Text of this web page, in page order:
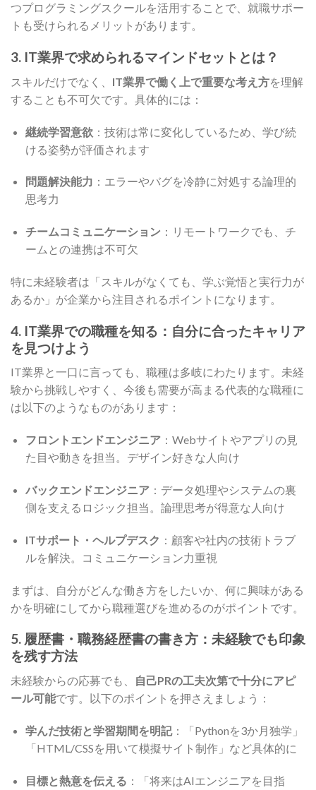
つプログラミングスクールを活用することで、就職サポー
トも受けられるメリットがあります。
3. IT業界で求められるマインドセットとは？
スキルだけでなく、 IT業界で働く上で重要な考え方を理解
することも不可欠です。具体的には：
継続学習意欲：技術は常に変化しているため、学び続
ける姿勢が評価されます
問題解決能力 ：エラーやバグを冷静に対処する論理的
思考力
チームコミュニケーション ：リモートワークでも、チ
ームとの連携は不可欠
特に未経験者は「スキルがなくても、学ぶ覚悟と実行力が
あるか」が企業から注目されるポイントになります。
4. IT業界での職種を知る：自分に合ったキャリア
を見つけよう
IT業界と一口に言っても、職種は多岐にわたります。未経
験から挑戦しやすく、今後も需要が高まる代表的な職種に
は以下のようなものがあります：
フロントエンドエンジニア：Webサイトやアプリの見
た目や動きを担当。デザイン好きな人向け
バックエンドエンジニア：データ処理やシステムの裏
側を支えるロジック担当。論理思考が得意な人向け
ITサポート・ヘルプデスク ：顧客や社内の技術トラブ
ルを解決。コミュニケーション力重視
まずは、自分がどんな働き方をしたいか、何に興味がある
かを明確にしてから職種選びを進めるのがポイントです。
5. 履歴書・職務経歴書の書き方：未経験でも印象
を残す方法
未経験からの応募でも、
自己PRの工夫次第で十分にアピ
ール可能です。以下のポイントを押さえましょう：
学んだ技術と学習期間を明記：「Pythonを3か月独学」
「HTML/CSSを用いて模擬サイト制作」など具体的に
目標と熱意を伝える ：「将来はAIエンジニアを目指